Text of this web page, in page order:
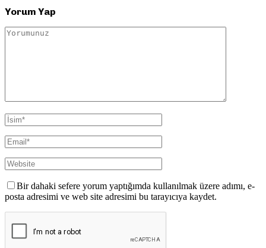
Yorum Yap
Bir dahaki sefere yorum yaptığımda kullanılmak üzere adımı, e-
posta adresimi ve web site adresimi bu tarayıcıya kaydet.